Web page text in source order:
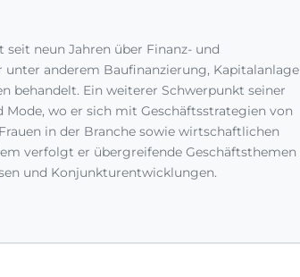
neun Jahren über Finanz- und
anderem Baufinanzierung, Kapitalanlage
behandelt. Ein weiterer Schwerpunkt seiner
wo er sich mit Geschäftsstrategien von
in der Branche sowie wirtschaftlichen
verfolgt er übergreifende Geschäftsthemen
und Konjunkturentwicklungen.